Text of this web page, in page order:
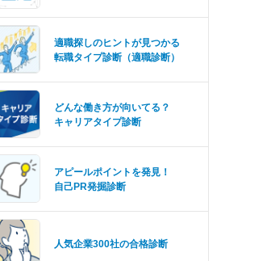
適職探しのヒントが見つかる
転職タイプ診断（適職診断）
どんな働き方が向いてる？
キャリアタイプ診断
アピールポイントを発見！
自己PR発掘診断
人気企業300社の合格診断